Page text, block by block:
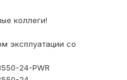
коллеги!
эксплуатации со
24-PWR